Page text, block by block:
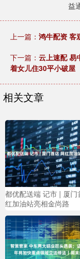
益
上一篇： 鸿牛配资 客
下一篇： 云上速配 易
着女儿住30平小破屋
相关文章
都优配送端 记市 | 厦门
红加油站亮相金尚路